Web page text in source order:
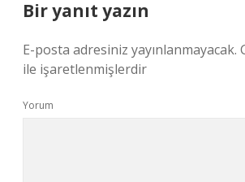
Bir yanıt yazın
E-posta adresiniz yayınlanmayacak.
ile işaretlenmişlerdir
Yorum